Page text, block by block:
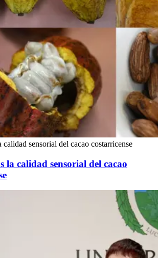
calidad sensorial del cacao costarricense
la calidad sensorial del cacao